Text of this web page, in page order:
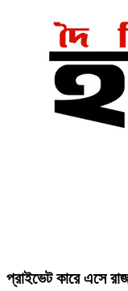
প্রাইভেট কারে এসে